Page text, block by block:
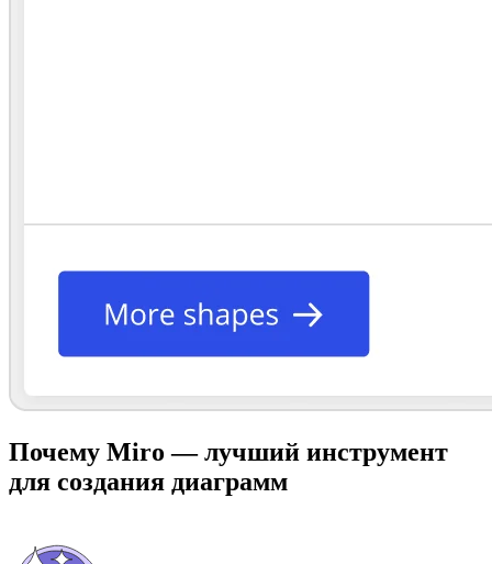
Почему Miro — лучший инструмент
для создания диаграмм